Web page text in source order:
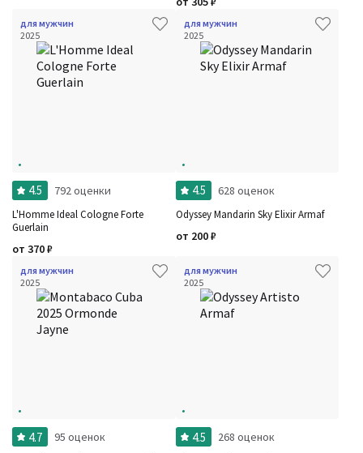
для мужчин
2025
4.5 792 оценки
L'Homme Ideal Cologne Forte
Guerlain
от 370₽
для мужчин
2025
4.5 628 оценок
Odyssey Mandarin Sky Elixir Armaf
от 200₽
для мужчин
2025
4.7 95 оценок
для мужчин
2025
4.5 268 оценок